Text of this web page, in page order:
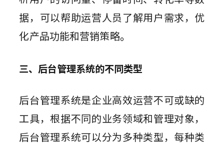
据，可以帮助运营人员了解用户需求，优
化产品功能和营销策略。
三、后台管理系统的不同类型
后台管理系统是企业高效运营不可或缺的
工具，根据不同的业务领域和管理对象，
后台管理系统可以分为多种类型，每种类